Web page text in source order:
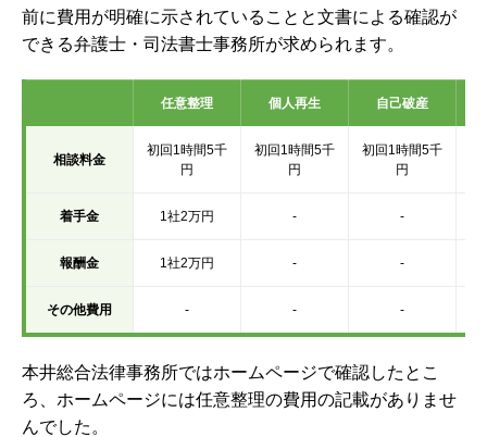
前に費用が明確に示されていることと文書による確認が
できる弁護士・司法書士事務所が求められます。
任意整理 個人再生 自己破産
相談料金
初回1時間5千
円
初回1時間5千
円
初回1時間5千
円
着手金 1社2万円 - -
報酬金 1社2万円 - -
その他費用 - - -
本井総合法律事務所ではホームページで確認したとこ
ろ、ホームページには任意整理の費用の記載がありませ
んでした。